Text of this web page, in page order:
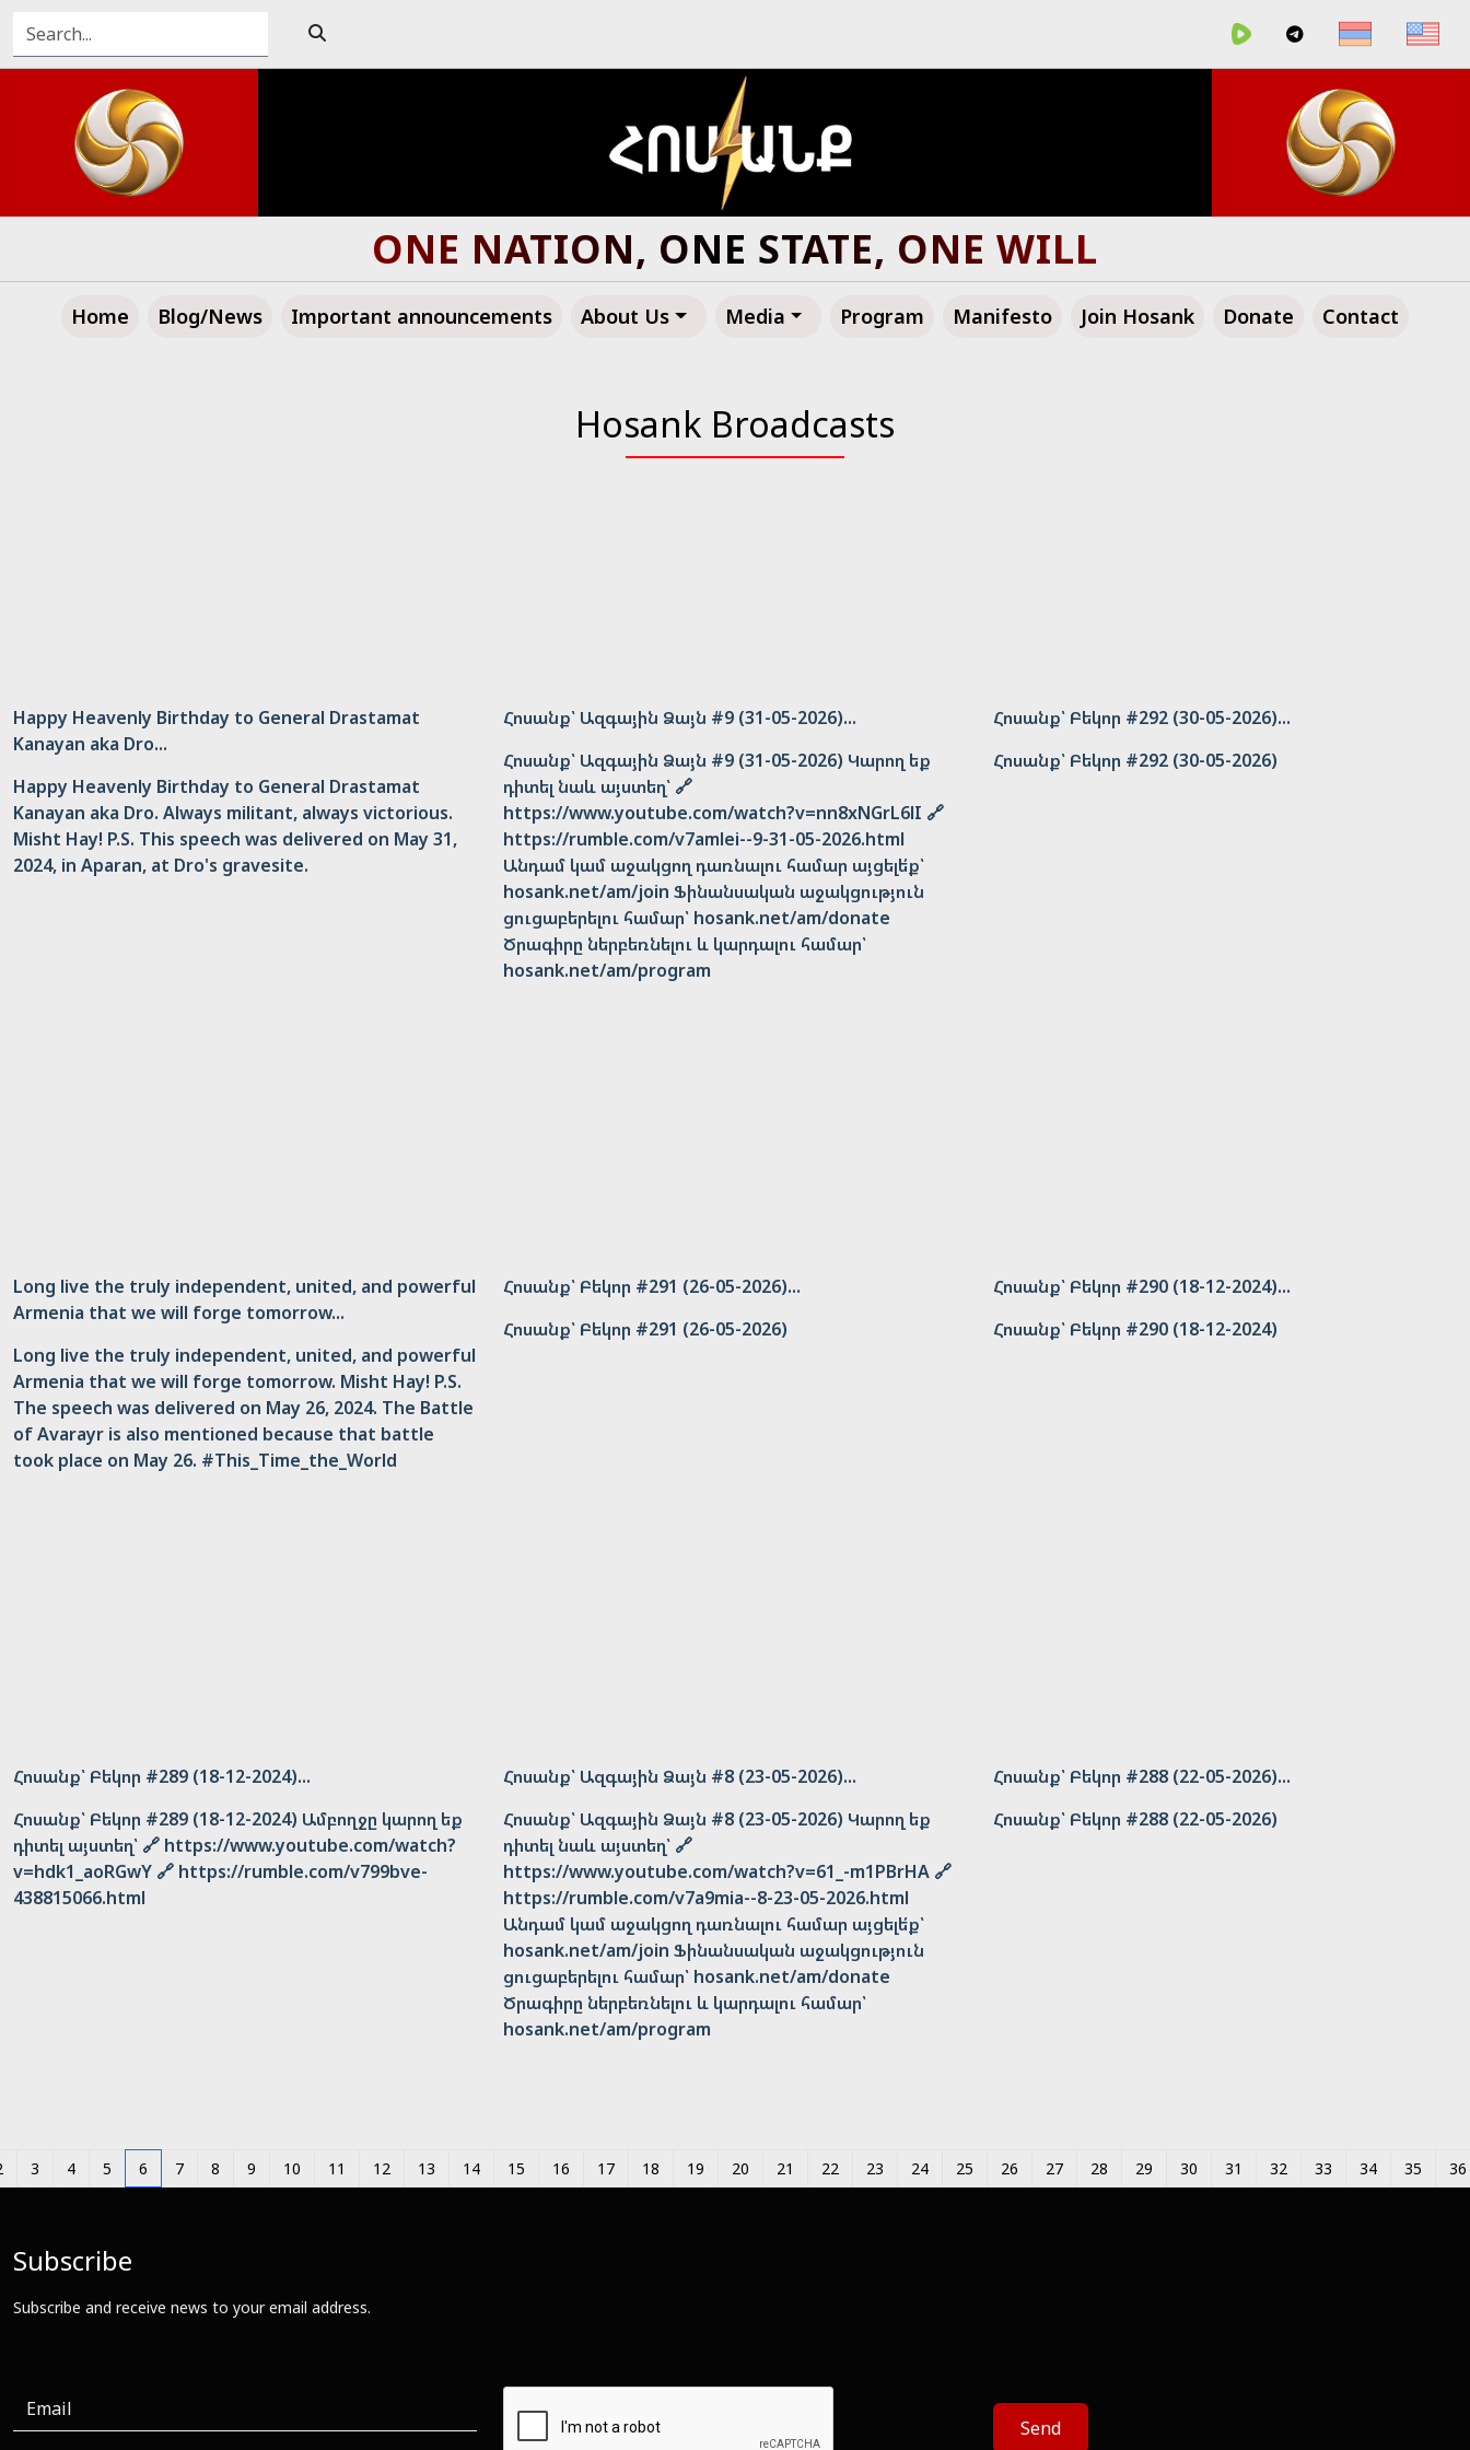
TOWARD A GREATER ARMENIA, TOWARD A GLORIOUS FUTURE!
Home Blog/News Important announcements About Us Media Program Manifesto Join Hosank Donate Contact
Hosank Broadcasts
Happy Heavenly Birthday to General Drastamat
Kanayan aka Dro...
Happy Heavenly Birthday to General Drastamat
Kanayan aka Dro. Always militant, always victorious.
Misht Hay! P.S. This speech was delivered on May 31,
2024, in Aparan, at Dro's gravesite.
Հոսանք՝ Ազգային Ձայն #9 (31-05-2026)...
Հոսանք՝ Ազգային Ձայն #9 (31-05-2026) Կարող եք
դիտել նաև այստեղ՝ 🔗
https://www.youtube.com/watch?v=nn8xNGrL6lI 🔗
https://rumble.com/v7amlei--9-31-05-2026.html
Անդամ կամ աջակցող դառնալու համար այցելե՛ք՝
hosank.net/am/join Ֆինանսական աջակցություն
ցուցաբերելու համար՝ hosank.net/am/donate
Ծրագիրը ներբեռնելու և կարդալու համար՝
hosank.net/am/program
Հոսանք՝ Բեկոր #292 (30-05-2026)...
Հոսանք՝ Բեկոր #292 (30-05-2026)
Long live the truly independent, united, and powerful
Armenia that we will forge tomorrow...
Long live the truly independent, united, and powerful
Armenia that we will forge tomorrow. Misht Hay! P.S.
The speech was delivered on May 26, 2024. The Battle
of Avarayr is also mentioned because that battle
took place on May 26. #This_Time_the_World
Հոսանք՝ Բեկոր #291 (26-05-2026)...
Հոսանք՝ Բեկոր #291 (26-05-2026)
Հոսանք՝ Բեկոր #290 (18-12-2024)...
Հոսանք՝ Բեկոր #290 (18-12-2024)
Հոսանք՝ Բեկոր #289 (18-12-2024)...
Հոսանք՝ Բեկոր #289 (18-12-2024) Ամբողջը կարող եք
դիտել այստեղ՝ 🔗 https://www.youtube.com/watch?
v=hdk1_aoRGwY 🔗 https://rumble.com/v799bve-
438815066.html
Հոսանք՝ Ազգային Ձայն #8 (23-05-2026)...
Հոսանք՝ Ազգային Ձայն #8 (23-05-2026) Կարող եք
դիտել նաև այստեղ՝ 🔗
https://www.youtube.com/watch?v=61_-m1PBrHA 🔗
https://rumble.com/v7a9mia--8-23-05-2026.html
Անդամ կամ աջակցող դառնալու համար այցելե՛ք՝
hosank.net/am/join Ֆինանսական աջակցություն
ցուցաբերելու համար՝ hosank.net/am/donate
Ծրագիրը ներբեռնելու և կարդալու համար՝
hosank.net/am/program
Հոսանք՝ Բեկոր #288 (22-05-2026)...
Հոսանք՝ Բեկոր #288 (22-05-2026)
3 4 5 6 7 8 9 10 11 12 13 14 15 16 17 18 19 20 21 22 23 24 25 26 27 28 29 30 31 32 33 34 35 36
Subscribe
Subscribe and receive news to your email address.
Send